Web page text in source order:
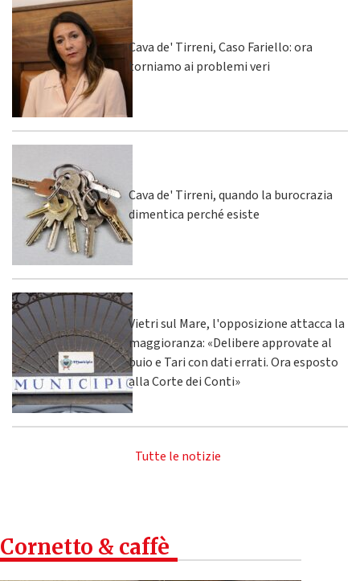
Cava de' Tirreni, Caso Fariello: ora
torniamo ai problemi veri
Cava de' Tirreni, quando la burocrazia
dimentica perché esiste
Vietri sul Mare, l'opposizione attacca la
maggioranza: «Delibere approvate al
buio e Tari con dati errati. Ora esposto
alla Corte dei Conti»
Tutte le notizie
Cornetto & caffè